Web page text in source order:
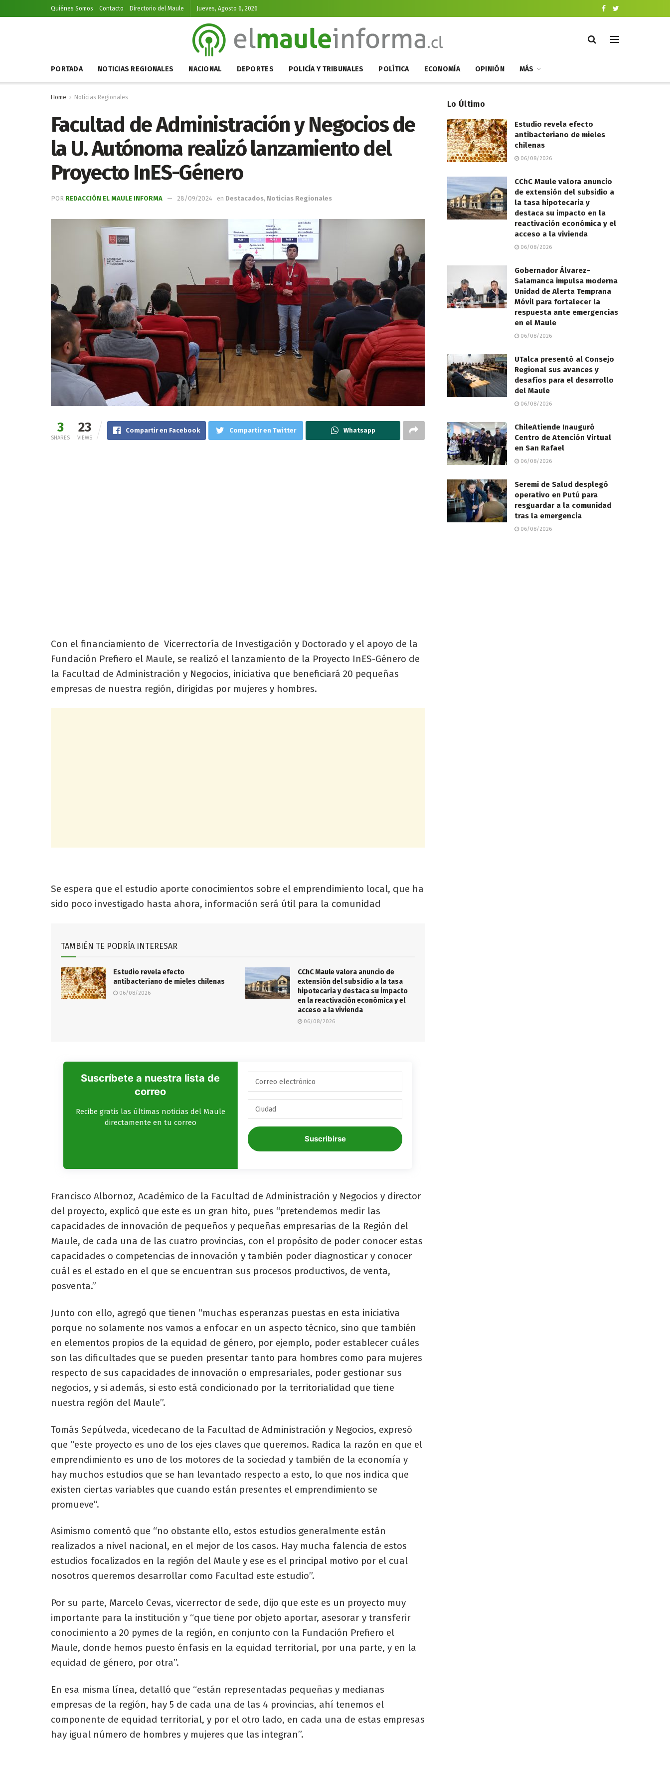
Quiénes Somos Contacto Directorio del Maule Jueves, Agosto 6, 2026
PORTADA NOTICIAS REGIONALES NACIONAL DEPORTES POLICÍA Y TRIBUNALES POLÍTICA ECONOMÍA OPINIÓN MÁS
Home Noticias Regionales
Facultad de Administración y Negocios de
la U. Autónoma realizó lanzamiento del
Proyecto InES-Género
POR REDACCIÓN EL MAULE INFORMA 28/09/2024 en Destacados, Noticias Regionales
3
SHARES
23
VIEWS
Compartir en Facebook Compartir en Twitter Whatsapp
Con el financiamiento de Vicerrectoría de Investigación y Doctorado y el apoyo de la
Fundación Prefiero el Maule, se realizó el lanzamiento de la Proyecto InES-Género de
la Facultad de Administración y Negocios, iniciativa que beneficiará 20 pequeñas
empresas de nuestra región, dirigidas por mujeres y hombres.
Se espera que el estudio aporte conocimientos sobre el emprendimiento local, que ha
sido poco investigado hasta ahora, información será útil para la comunidad
TAMBIÉN TE PODRÍA INTERESAR
Estudio revela efecto
antibacteriano de mieles chilenas
06/08/2026
CChC Maule valora anuncio de
extensión del subsidio a la tasa
hipotecaria y destaca su impacto
en la reactivación económica y el
acceso a la vivienda
06/08/2026
Suscríbete a nuestra lista de
correo
Recibe gratis las últimas noticias del Maule
directamente en tu correo
Suscribirse
Francisco Albornoz, Académico de la Facultad de Administración y Negocios y director
del proyecto, explicó que este es un gran hito, pues “pretendemos medir las
capacidades de innovación de pequeños y pequeñas empresarias de la Región del
Maule, de cada una de las cuatro provincias, con el propósito de poder conocer estas
capacidades o competencias de innovación y también poder diagnosticar y conocer
cuál es el estado en el que se encuentran sus procesos productivos, de venta,
posventa.”
Junto con ello, agregó que tienen “muchas esperanzas puestas en esta iniciativa
porque no solamente nos vamos a enfocar en un aspecto técnico, sino que también
en elementos propios de la equidad de género, por ejemplo, poder establecer cuáles
son las dificultades que se pueden presentar tanto para hombres como para mujeres
respecto de sus capacidades de innovación o empresariales, poder gestionar sus
negocios, y si además, si esto está condicionado por la territorialidad que tiene
nuestra región del Maule”.
Tomás Sepúlveda, vicedecano de la Facultad de Administración y Negocios, expresó
que “este proyecto es uno de los ejes claves que queremos. Radica la razón en que el
emprendimiento es uno de los motores de la sociedad y también de la economía y
hay muchos estudios que se han levantado respecto a esto, lo que nos indica que
existen ciertas variables que cuando están presentes el emprendimiento se
promueve”.
Asimismo comentó que “no obstante ello, estos estudios generalmente están
realizados a nivel nacional, en el mejor de los casos. Hay mucha falencia de estos
estudios focalizados en la región del Maule y ese es el principal motivo por el cual
nosotros queremos desarrollar como Facultad este estudio”.
Por su parte, Marcelo Cevas, vicerrector de sede, dijo que este es un proyecto muy
importante para la institución y “que tiene por objeto aportar, asesorar y transferir
conocimiento a 20 pymes de la región, en conjunto con la Fundación Prefiero el
Maule, donde hemos puesto énfasis en la equidad territorial, por una parte, y en la
equidad de género, por otra”.
En esa misma línea, detalló que “están representadas pequeñas y medianas
empresas de la región, hay 5 de cada una de las 4 provincias, ahí tenemos el
componente de equidad territorial, y por el otro lado, en cada una de estas empresas
hay igual número de hombres y mujeres que las integran”.
Lo Último
Estudio revela efecto
antibacteriano de mieles
chilenas
06/08/2026
CChC Maule valora anuncio
de extensión del subsidio a
la tasa hipotecaria y
destaca su impacto en la
reactivación económica y el
acceso a la vivienda
06/08/2026
Gobernador Álvarez-
Salamanca impulsa moderna
Unidad de Alerta Temprana
Móvil para fortalecer la
respuesta ante emergencias
en el Maule
06/08/2026
UTalca presentó al Consejo
Regional sus avances y
desafíos para el desarrollo
del Maule
06/08/2026
ChileAtiende Inauguró
Centro de Atención Virtual
en San Rafael
06/08/2026
Seremi de Salud desplegó
operativo en Putú para
resguardar a la comunidad
tras la emergencia
06/08/2026